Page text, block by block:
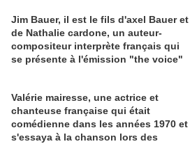
Jim Bauer, il est le fils d'axel Bauer et
de Nathalie cardone, un auteur-
compositeur interprète français qui
se présente à l'émission "the voice"
Valérie mairesse, une actrice et
chanteuse française qui était
comédienne dans les années 1970 et
s'essaya à la chanson lors des